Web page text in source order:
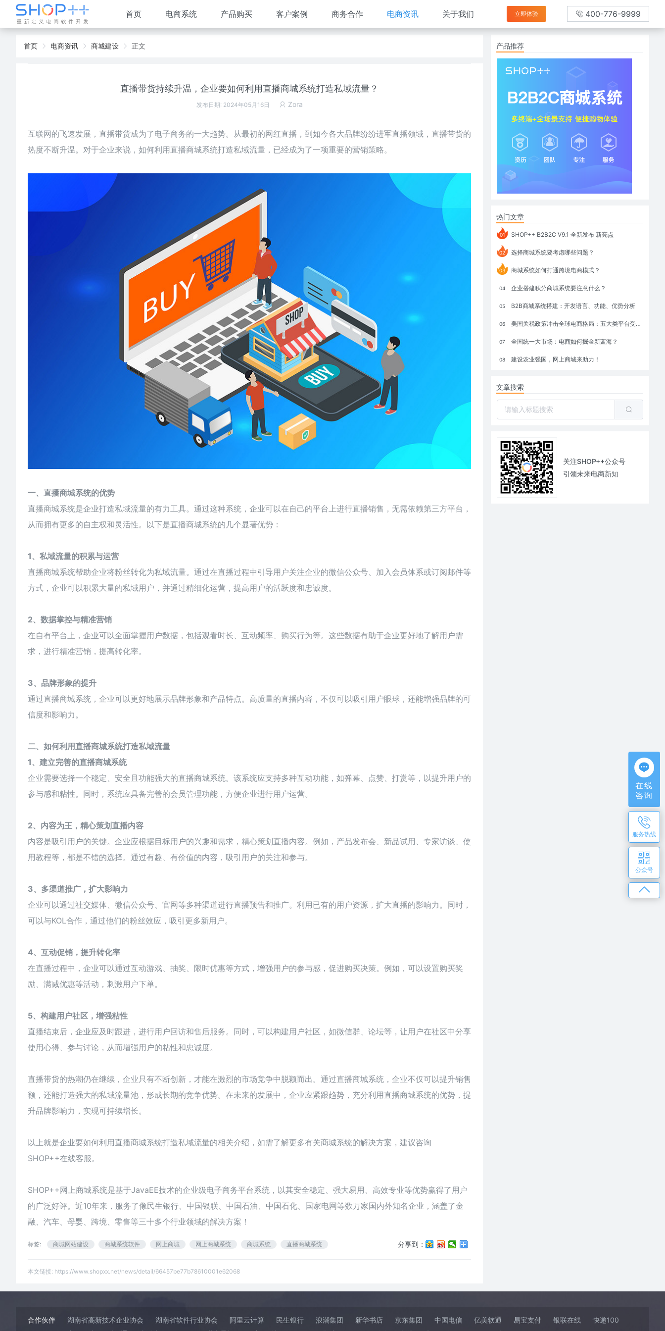
首页 电商系统 产品购买 客户案例 商务合作 电商资讯 关于我们 立即体验 400-776-9999
首页 电商资讯 商城建设 正文
直播带货持续升温，企业要如何利用直播商城系统打造私域流量？
发布日期: 2024年05月16日 Zora
互联网的飞速发展，直播带货成为了电子商务的一大趋势。从最初的网红直播，到如今各大品牌纷纷进军直播领域，直播带货的
热度不断升温。对于企业来说，如何利用直播商城系统打造私域流量，已经成为了一项重要的营销策略。
一、直播商城系统的优势
直播商城系统是企业打造私域流量的有力工具。通过这种系统，企业可以在自己的平台上进行直播销售，无需依赖第三方平台，
从而拥有更多的自主权和灵活性。以下是直播商城系统的几个显著优势：
1、私域流量的积累与运营
直播商城系统帮助企业将粉丝转化为私域流量。通过在直播过程中引导用户关注企业的微信公众号、加入会员体系或订阅邮件等
方式，企业可以积累大量的私域用户，并通过精细化运营，提高用户的活跃度和忠诚度。
2、数据掌控与精准营销
在自有平台上，企业可以全面掌握用户数据，包括观看时长、互动频率、购买行为等。这些数据有助于企业更好地了解用户需
求，进行精准营销，提高转化率。
3、品牌形象的提升
通过直播商城系统，企业可以更好地展示品牌形象和产品特点。高质量的直播内容，不仅可以吸引用户眼球，还能增强品牌的可
信度和影响力。
二、如何利用直播商城系统打造私域流量
1、建立完善的直播商城系统
企业需要选择一个稳定、安全且功能强大的直播商城系统。该系统应支持多种互动功能，如弹幕、点赞、打赏等，以提升用户的
参与感和粘性。同时，系统应具备完善的会员管理功能，方便企业进行用户运营。
2、内容为王，精心策划直播内容
内容是吸引用户的关键。企业应根据目标用户的兴趣和需求，精心策划直播内容。例如，产品发布会、新品试用、专家访谈、使
用教程等，都是不错的选择。通过有趣、有价值的内容，吸引用户的关注和参与。
3、多渠道推广，扩大影响力
企业可以通过社交媒体、微信公众号、官网等多种渠道进行直播预告和推广。利用已有的用户资源，扩大直播的影响力。同时，
可以与KOL合作，通过他们的粉丝效应，吸引更多新用户。
4、互动促销，提升转化率
在直播过程中，企业可以通过互动游戏、抽奖、限时优惠等方式，增强用户的参与感，促进购买决策。例如，可以设置购买奖
励、满减优惠等活动，刺激用户下单。
5、构建用户社区，增强粘性
直播结束后，企业应及时跟进，进行用户回访和售后服务。同时，可以构建用户社区，如微信群、论坛等，让用户在社区中分享
使用心得、参与讨论，从而增强用户的粘性和忠诚度。
直播带货的热潮仍在继续，企业只有不断创新，才能在激烈的市场竞争中脱颖而出。通过直播商城系统，企业不仅可以提升销售
额，还能打造强大的私域流量池，形成长期的竞争优势。在未来的发展中，企业应紧跟趋势，充分利用直播商城系统的优势，提
升品牌影响力，实现可持续增长。
以上就是企业要如何利用直播商城系统打造私域流量的相关介绍，如需了解更多有关商城系统的解决方案，建议咨询
SHOP++在线客服。
SHOP++网上商城系统是基于JavaEE技术的企业级电子商务平台系统，以其安全稳定、强大易用、高效专业等优势赢得了用户
的广泛好评。近10年来，服务了像民生银行、中国银联、中国石油、中国石化、国家电网等数万家国内外知名企业，涵盖了金
融、汽车、母婴、跨境、零售等三十多个行业领域的解决方案！
标签: 商城网站建设 商城系统软件 网上商城 网上商城系统 商城系统 直播商城系统 分享到：
本文链接: https://www.shopxx.net/news/detail/66457be77b78610001e62068
产品推荐
热门文章
01 SHOP++ B2B2C V9.1 全新发布 新亮点
02 选择商城系统要考虑哪些问题？
03 商城系统如何打通跨境电商模式？
04 企业搭建积分商城系统要注意什么？
05 B2B商城系统搭建：开发语言、功能、优势分析
06 美国关税政策冲击全球电商格局：五大类平台受重创，转型与自救成关键
07 全国统一大市场：电商如何掘金新蓝海？
08 建设农业强国，网上商城来助力！
文章搜索
关注SHOP++公众号
引领未来电商新知
合作伙伴 湖南省高新技术企业协会 湖南省软件行业协会 阿里云计算 民生银行 浪潮集团 新华书店 京东集团 中国电信 亿美软通 易宝支付 银联在线
快递100
在线
咨询
服务热线
公众号